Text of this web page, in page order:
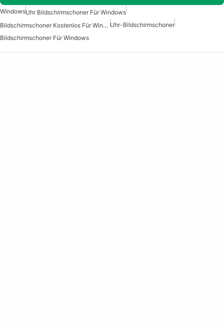
WindowsUhr Bildschirmschoner Für Windows
Bildschirmschoner Kostenlos Für Windows Uhr-Bildschirmschoner
Bildschirmschoner Für Windows